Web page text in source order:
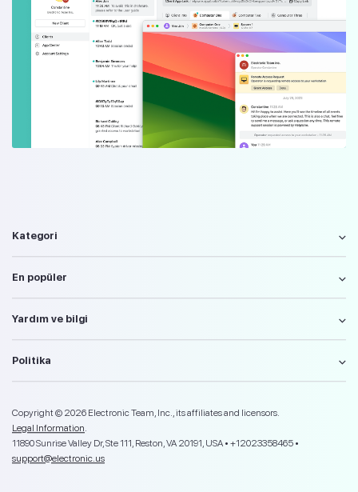
Kategori
En popüler
Yardım ve bilgi
Politika
Copyright © 2026 Electronic Team, Inc., its affiliates and licensors.
Legal Information.
11890 Sunrise Valley Dr, Ste 111, Reston, VA 20191, USA • +12023358465 •
support@electronic.us